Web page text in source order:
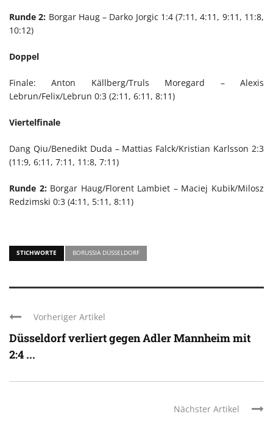
Runde 2: Borgar Haug – Darko Jorgic 1:4 (7:11, 4:11, 9:11, 11:8,
10:12)
Doppel
Finale: Anton Källberg/Truls Moregard – Alexis
Lebrun/Felix/Lebrun 0:3 (2:11, 6:11, 8:11)
Viertelfinale
Dang Qiu/Benedikt Duda – Mattias Falck/Kristian Karlsson 2:3
(11:9, 6:11, 7:11, 11:8, 7:11)
Runde 2:Borgar Haug/Florent Lambiet – Maciej Kubik/Milosz
Redzimski 0:3 (4:11, 5:11, 8:11)
STICHWORTE BORUSSIA DÜSSELDORF
Vorheriger Artikel
Düsseldorf verliert gegen Adler Mannheim mit
2:4 ...
Nächster Artikel